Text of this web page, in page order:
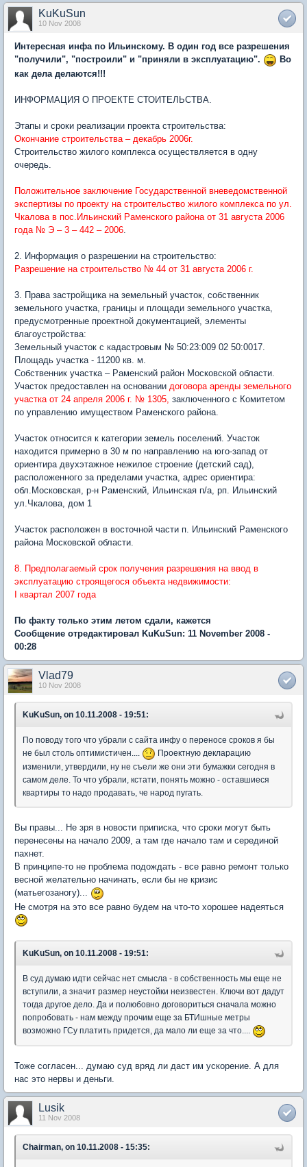
KuKuSun
10 Nov 2008
Интересная инфа по Ильинскому. В один год все разрешения
"получили", "построили" и "приняли в эксплуатацию".
Во
как дела делаются!!!
ИНФОРМАЦИЯ О ПРОЕКТЕ СТОИТЕЛЬСТВА.
Этапы и сроки реализации проекта строительства:
Окончание строительства – декабрь 2006г.
Строительство жилого комплекса осуществляется в одну
очередь.
Положительное заключение Государственной вневедомственной
экспертизы по проекту на строительство жилого комплекса по ул.
Чкалова в пос.Ильинский Раменского района от 31 августа 2006
года № Э – 3 – 442 – 2006
2. Информация о разрешении на строительство:
Разрешение на строительство № 44 от 31 августа 2006 г.
3. Права застройщика на земельный участок, собственник
земельного участка, границы и площади земельного участка,
предусмотренные проектной документацией, элементы
благоустройства:
Земельный участок с кадастровым № 50:23:009 02 50:0017.
Площадь участка - 11200 кв. м.
Собственник участка – Раменский район Московской области.
Участок предоставлен на основании договора аренды земельного
участка от 24 апреля 2006 г. № 1305, заключенного с Комитетом
по управлению имуществом Раменского района.
Участок относится к категории земель поселений. Участок
находится примерно в 30 м по направлению на юго-запад от
ориентира двухэтажное нежилое строение (детский сад),
расположенного за пределами участка, адрес ориентира:
обл.Московская, р-н Раменский, Ильинская п/а, рп. Ильинский
ул.Чкалова, дом 1
Участок расположен в восточной части п. Ильинский Раменского
района Московской области.
8. Предполагаемый срок получения разрешения на ввод в
эксплуатацию строящегося объекта недвижимости:
I квартал 2007 года
По факту только этим летом сдали, кажется
Сообщение отредактировал KuKuSun: 11 November 2008 -
00:28
Vlad79
10 Nov 2008
KuKuSun, on 10.11.2008 - 19:51:
По поводу того что убрали с сайта инфу о переносе сроков я бы
не был столь оптимистичен....
Проектную декларацию
изменили, утвердили, ну не съели же они эти бумажки сегодня в
самом деле. То что убрали, кстати, понять можно - оставшиеся
квартиры то надо продавать, че народ пугать.
Вы правы... Не зря в новости приписка, что сроки могут быть
перенесены на начало 2009, а там где начало там и серединой
пахнет.
В принципе-то не проблема подождать - все равно ремонт только
весной желательно начинать, если бы не кризис
(матьегозаногу)...
Не смотря на это все равно будем на что-то хорошее надеяться
KuKuSun, on 10.11.2008 - 19:51:
В суд думаю идти сейчас нет смысла - в собственность мы еще не
вступили, а значит размер неустойки неизвестен. Ключи вот дадут
тогда другое дело. Да и полюбовно договориться сначала можно
попробовать - нам между прочим еще за БТИшные метры
возможно ГСу платить придется, да мало ли еще за что....
Тоже согласен... думаю суд вряд ли даст им ускорение. А для
нас это нервы и деньги.
Lusik
11 Nov 2008
Chairman, on 10.11.2008 - 15:35: